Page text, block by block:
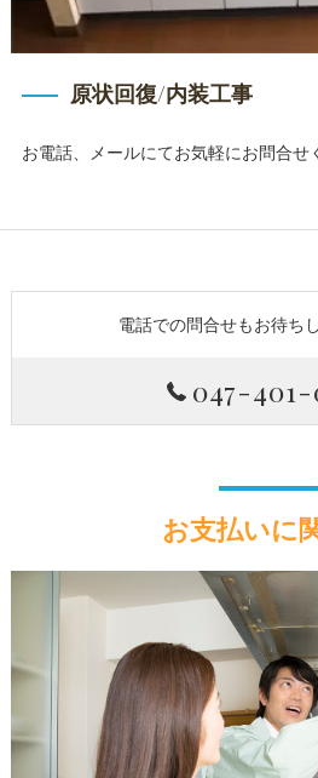
原状回復/内装工事
お電話、メールにてお気軽にお問合せ
電話での問合せもお待ち
047-401-
お支払いに